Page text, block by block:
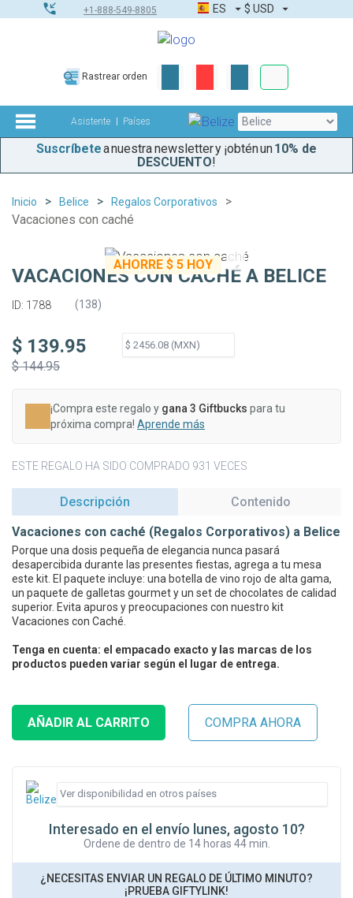
+1-888-549-8805 ES $ USD
Rastrear orden
Asistente Países
Suscríbetea nuestra newsletter y ¡obtén un10% de
DESCUENTO!
Inicio Belice Regalos Corporativos
Vacaciones con caché
AHORRE $ 5HOY
VACACIONES CON CACHÉ A BELICE
ID: 1788 (138)
$ 139.95
$ 144.95
¡Compra este regalo y gana 3 Giftbucks para tu
próxima compra! Aprende más
ESTE REGALO HA SIDO COMPRADO 931 VECES
Descripción
Contenido
Vacaciones con caché (Regalos Corporativos) a Belice
Porque una dosis pequeña de elegancia nunca pasará
desapercibida durante las presentes fiestas, agrega a tu mesa
este kit. El paquete incluye: una botella de vino rojo de alta gama,
un paquete de galletas gourmet y un set de chocolates de calidad
superior. Evita apuros y preocupaciones con nuestro kit
Vacaciones con Caché.
Tenga en cuenta: el empacado exacto y las marcas de los
productos pueden variar según el lugar de entrega.
Interesado en el envío lunes, agosto 10?
Ordene de dentro de 14 horas 44 min.
¿NECESITAS ENVIAR UN REGALO DE ÚLTIMO MINUTO?
¡PRUEBA GIFTYLINK!